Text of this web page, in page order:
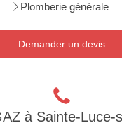
Plomberie générale
Demander un devis
à Sainte-Luce-